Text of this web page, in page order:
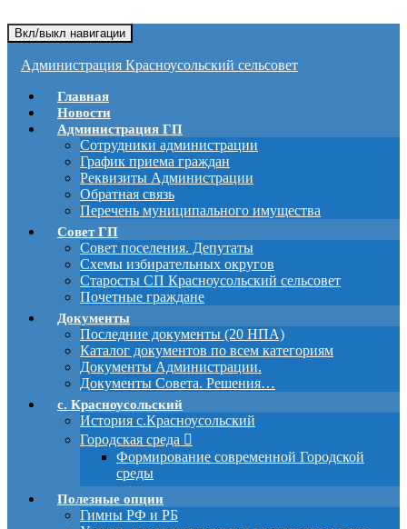
Вкл/выкл навигации
Администрация Красноусольский сельсовет
Главная
Новости
Администрация ГП
Сотрудники администрации
График приема граждан
Реквизиты Администрации
Обратная связь
Перечень муниципального имущества
Совет ГП
Совет поселения. Депутаты
Схемы избирательных округов
Старосты СП Красноусольский сельсовет
Почетные граждане
Документы
Последние документы (20 НПА)
Каталог документов по всем категориям
Документы Администрации.
Документы Совета. Решения…
с. Красноусольский
История с.Красноусольский
Городская среда
Формирование современной Городской
среды
Полезные опции
Гимны РФ и РБ